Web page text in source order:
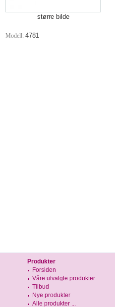
større bilde
Modell: 4781
Produkter
Forsiden
Våre utvalgte produkter
Tilbud
Nye produkter
Alle produkter ...